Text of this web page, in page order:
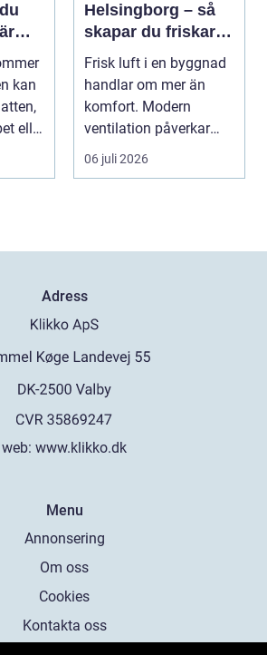
kan
eller
Helsingborg – så
skapar du friskare
byggnader och
lägre
energikostnader
Frisk luft i en byggnad
handlar om mer än
komfort. Modern
ventilation påverkar
hälsa...
06 juli 2026
Adress
web: www.klikko.dk
Menu
Annonsering
Om oss
Cookies
Kontakta oss